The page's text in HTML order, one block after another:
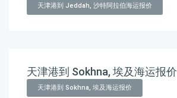
天津港到 Jeddah, 沙特阿拉伯海运报价
天津港到 Sokhna, 埃及海运报价
天津港到 Sokhna, 埃及海运报价